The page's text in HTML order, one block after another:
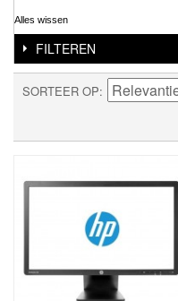
Alles wissen
FILTEREN
SORTEER OP